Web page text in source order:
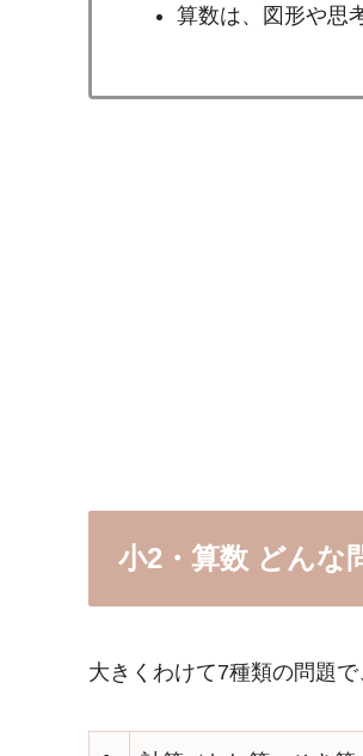
算数は、図形や思
小2・算数 どんな
大きくわけて7種類の問題で